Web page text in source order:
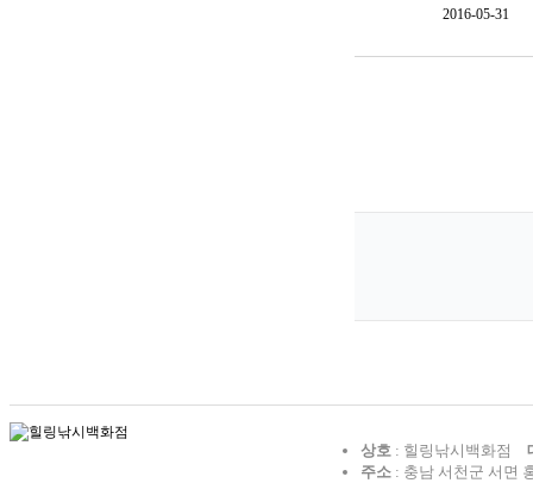
2016-05-31
상호 : 힐링낚시백화점
주소 : 충남 서천군 서면